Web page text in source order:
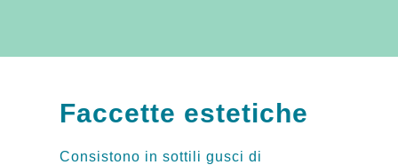
Faccette estetiche
Consistono in sottili gusci di